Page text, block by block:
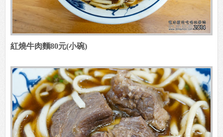
紅燒牛肉麵80元(小碗)